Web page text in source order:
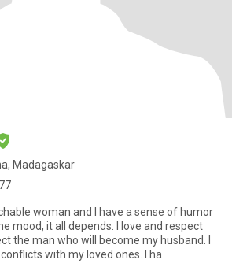
Madagaskar
woman and I have a sense of humor
mood, it all depends. I love and respect
the man who will become my husband. I
with my loved ones. I ha